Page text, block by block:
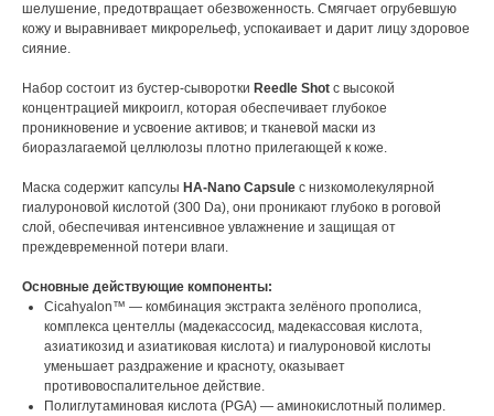
шелушение, предотвращает обезвоженность. Смягчает огрубевшую
кожу и выравнивает микрорельеф, успокаивает и дарит лицу здоровое
сияние.
Набор состоит из бустер-сыворотки Reedle Shot с высокой
концентрацией микроигл, которая обеспечивает глубокое
проникновение и усвоение активов; и тканевой маски из
биоразлагаемой целлюлозы плотно прилегающей к коже.
Маска содержит капсулы HA-Nano Capsule с низкомолекулярной
гиалуроновой кислотой (300 Da), они проникают глубоко в роговой
слой, обеспечивая интенсивное увлажнение и защищая от
преждевременной потери влаги.
Основные действующие компоненты:
Cicahyalon™ — комбинация экстракта зелёного прополиса,
комплекса центеллы (мадекассосид, мадекассовая кислота,
азиатикозид и азиатиковая кислота) и гиалуроновой кислоты
уменьшает раздражение и красноту, оказывает
противовоспалительное действие.
Полиглутаминовая кислота (PGA) — аминокислотный полимер.